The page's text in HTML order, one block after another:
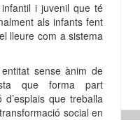
i juvenil que té
als infants fent
lleure com a sistema
entitat sense ànim de
que forma part
que treballa
social en